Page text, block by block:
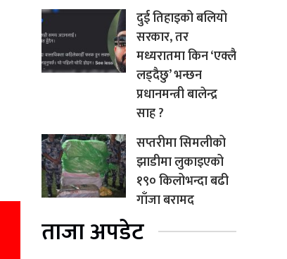
दुई तिहाइको बलियो
सरकार, तर
मध्यरातमा किन ‘एक्लै
लड्दैछु’ भन्छन
प्रधानमन्त्री बालेन्द्र
साह ?
सप्तरीमा सिमलीको
झाडीमा लुकाइएको
१९० किलोभन्दा बढी
गाँजा बरामद
ताजा अपडेट